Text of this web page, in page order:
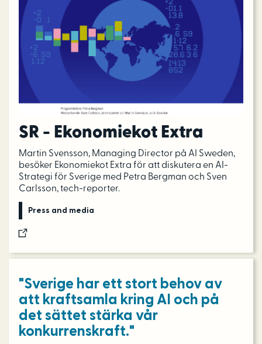
SR - Ekonomiekot Extra
Martin Svensson, Managing Director på AI Sweden,
besöker Ekonomiekot Extra för att diskutera en AI-
Strategi för Sverige med Petra Bergman och Sven
Carlsson, tech-reporter.
Press and media
"Sverige har ett stort behov av
att kraftsamla kring AI och på
det sättet stärka vår
konkurrenskraft."